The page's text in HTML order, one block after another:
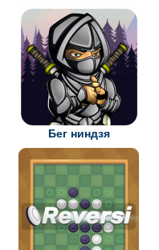
Бег ниндзя